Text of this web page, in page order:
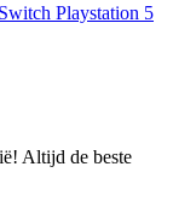
Playstation 5
Altijd de beste